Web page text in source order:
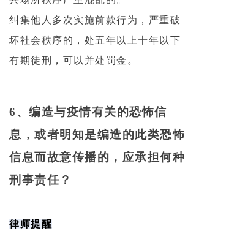
纠集他人多次实施前款行为，严重破
坏社会秩序的，处五年以上十年以下
有期徒刑，可以并处罚金。
6、编造与疫情有关的恐怖信
息，或者明知是编造的此类恐怖
信息而故意传播的，应承担何种
刑事责任？
律师提醒